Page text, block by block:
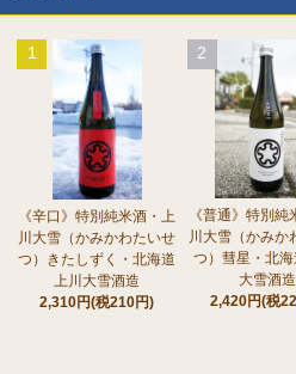
1
《辛口》特別純米酒・上
川大雪（かみかわたいせ
つ）きたしずく・北海道
上川大雪酒造
2,310円(税210円)
2
《普通》特別純
川大雪（かみか
つ）彗星・北海
大雪酒造
2,420円(税